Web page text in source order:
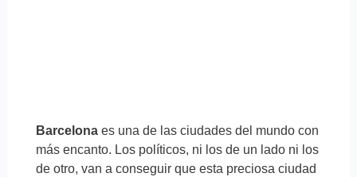
Barcelonaes una de las ciudades del mundo con
más encanto. Los políticos, ni los de un lado ni los
de otro, van a conseguir que esta preciosa ciudad